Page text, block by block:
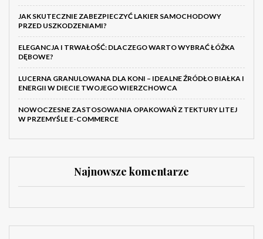
JAK SKUTECZNIE ZABEZPIECZYĆ LAKIER SAMOCHODOWY
PRZED USZKODZENIAMI?
ELEGANCJA I TRWAŁOŚĆ: DLACZEGO WARTO WYBRAĆ ŁÓŻKA
DĘBOWE?
LUCERNA GRANULOWANA DLA KONI – IDEALNE ŹRÓDŁO BIAŁKA I
ENERGII W DIECIE TWOJEGO WIERZCHOWCA
NOWOCZESNE ZASTOSOWANIA OPAKOWAŃ Z TEKTURY LITEJ
W PRZEMYŚLE E-COMMERCE
Najnowsze komentarze